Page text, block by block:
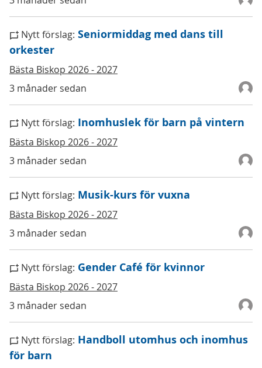
3 månader sedan
Nytt förslag: Seniormiddag med dans till
orkester
Bästa Biskop 2026 - 2027
3 månader sedan
Nytt förslag: Inomhuslek för barn på vintern
Bästa Biskop 2026 - 2027
3 månader sedan
Nytt förslag: Musik-kurs för vuxna
Bästa Biskop 2026 - 2027
3 månader sedan
Nytt förslag: Gender Café för kvinnor
Bästa Biskop 2026 - 2027
Nytt förslag: Handboll utomhus och inomhus
för barn